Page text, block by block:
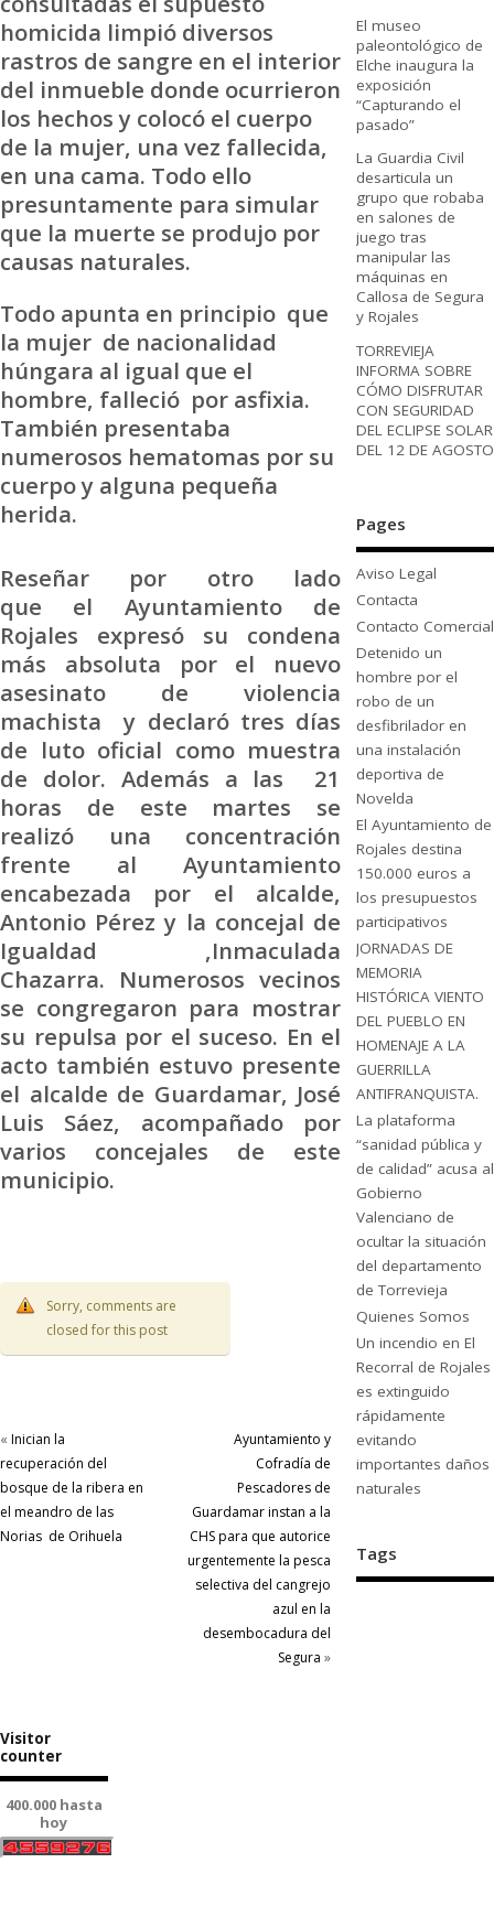
homicida limpió diversos
rastros de sangre en el interior
del inmueble donde ocurrieron
los hechos y colocó el cuerpo
de la mujer, una vez fallecida,
en una cama. Todo ello
presuntamente para simular
que la muerte se produjo por
causas naturales.
Todo apunta en principio que
la mujer de nacionalidad
húngara al igual que el
hombre, falleció por asfixia.
También presentaba
numerosos hematomas por su
cuerpo y alguna pequeña
herida.
Reseñar por otro lado
que el Ayuntamiento de
Rojales expresó su condena
más absoluta por el nuevo
asesinato de violencia
machista y declaró tres días
de luto oficial como muestra
de dolor. Además a las 21
horas de este martes se
realizó una concentración
frente al Ayuntamiento
encabezada por el alcalde,
Antonio Pérez y la concejal de
Igualdad ,Inmaculada
Chazarra. Numerosos vecinos
se congregaron para mostrar
su repulsa por el suceso. En el
acto también estuvo presente
el alcalde de Guardamar, José
Luis Sáez, acompañado por
varios concejales de este
municipio.
Sorry, comments are
closed for this post
« Inician la
recuperación del
bosque de la ribera en
el meandro de las
Norias de Orihuela
Ayuntamiento y
Cofradía de
Pescadores de
Guardamar instan a la
CHS para que autorice
urgentemente la pesca
selectiva del cangrejo
azul en la
desembocadura del
Segura »
El museo
paleontológico de
Elche inaugura la
exposición
“Capturando el
pasado”
La Guardia Civil
desarticula un
grupo que robaba
en salones de
juego tras
manipular las
máquinas en
Callosa de Segura
y Rojales
TORREVIEJA
INFORMA SOBRE
CÓMO DISFRUTAR
CON SEGURIDAD
DEL ECLIPSE SOLAR
DEL 12 DE AGOSTO
Pages
Aviso Legal
Contacta
Contacto Comercial
Detenido un
hombre por el
robo de un
desfibrilador en
una instalación
deportiva de
Novelda
El Ayuntamiento de
Rojales destina
150.000 euros a
los presupuestos
participativos
JORNADAS DE
MEMORIA
HISTÓRICA VIENTO
DEL PUEBLO EN
HOMENAJE A LA
GUERRILLA
ANTIFRANQUISTA.
La plataforma
“sanidad pública y
de calidad” acusa al
Gobierno
Valenciano de
ocultar la situación
del departamento
de Torrevieja
Quienes Somos
Un incendio en El
Recorral de Rojales
es extinguido
rápidamente
evitando
importantes daños
naturales
Tags
Visitor
counter
400.000 hasta
hoy